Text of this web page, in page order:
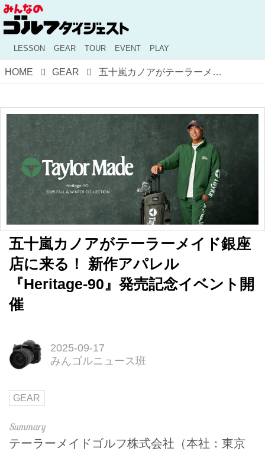
LESSON GEAR TOUR EVENT PLAY
HOME GEAR 五十嵐カノアがテーラーメイド銀座店に来る！ 新作アパレル『Heritage-90』発売記念イベント開催
五十嵐カノアがテーラーメイド銀座
店に来る！ 新作アパレル
『Heritage-90』発売記念イベント開
催
2025-09-17
みんゴルニュース班
GEAR
テーラーメイドゴルフ株式会社（本社：東京